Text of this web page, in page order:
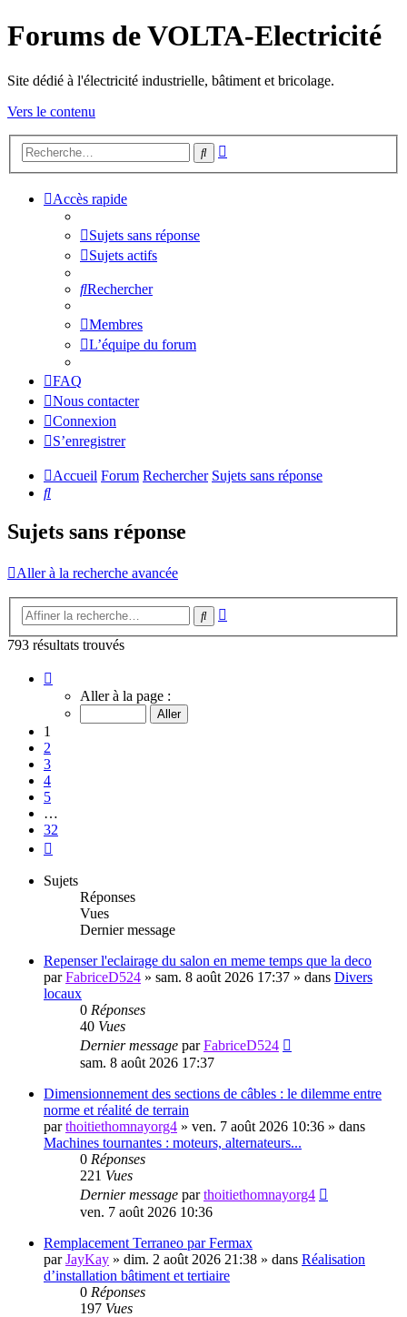
Forums de VOLTA-Electricité
Site dédié à l'électricité industrielle, bâtiment et bricolage.
Vers le contenu
Rechercher
Accès rapide
Sujets sans réponse
Sujets actifs
Rechercher
Membres
L’équipe du forum
FAQ
Nous contacter
Connexion
S’enregistrer
Accueil Forum Rechercher Sujets sans réponse
Rechercher
Sujets sans réponse
Aller à la recherche avancée
Rechercher
793 résultats trouvés
sur
Aller à la page :
1
2
3
4
5
…
32
Sujets
Réponses
Vues
Dernier message
Repenser l'eclairage du salon en meme temps que la deco
parFabriceD524 » sam. 8 août 2026 17:37 » dans Divers
locaux
0 Réponses
40 Vues
Dernier message parFabriceD524
sam. 8 août 2026 17:37
Dimensionnement des sections de câbles : le dilemme entre
norme et réalité de terrain
parthoitiethomnayorg4 » ven. 7 août 2026 10:36 » dans
Machines tournantes : moteurs, alternateurs...
0 Réponses
221 Vues
Dernier message parthoitiethomnayorg4
ven. 7 août 2026 10:36
Remplacement Terraneo par Fermax
parJayKay » dim. 2 août 2026 21:38 » dans Réalisation
d’installation bâtiment et tertiaire
0 Réponses
197 Vues